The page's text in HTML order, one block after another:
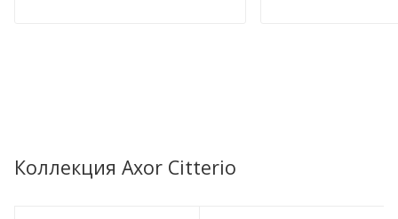
Коллекция Axor Citterio